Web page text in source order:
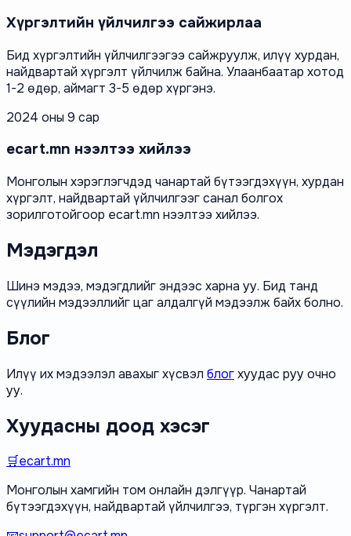
Хүргэлтийн үйлчилгээ сайжирлаа
Бид хүргэлтийн үйлчилгээгээ сайжруулж, илүү хурдан,
найдвартай хүргэлт үйлчилж байна. Улаанбаатар хотод
1-2 өдөр, аймагт 3-5 өдөр хүргэнэ.
2024 оны 9 сар
ecart.mn нээлтээ хийлээ
Монголын хэрэглэгчдэд чанартай бүтээгдэхүүн, хурдан
хүргэлт, найдвартай үйлчилгээг санал болгох
зорилготойгоор ecart.mn нээлтээ хийлээ.
Мэдэгдэл
Шинэ мэдээ, мэдэгдлийг эндээс харна уу. Бид танд
сүүлийн мэдээллийг цаг алдалгүй мэдээлж байх болно.
Блог
Илүү их мэдээлэл авахыг хүсвэл блогхуудас руу очно
уу.
Хуудасны доод хэсэг
🛒ecart.mn
Монголын хамгийн том онлайн дэлгүүр. Чанартай
бүтээгдэхүүн, найдвартай үйлчилгээ, түргэн хүргэлт.